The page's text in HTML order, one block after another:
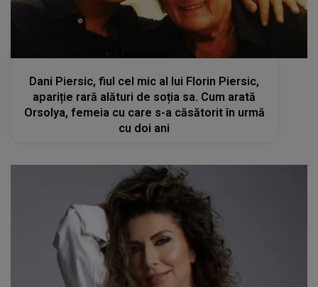
Dani Piersic, fiul cel mic al lui Florin Piersic,
apariție rară alături de soția sa. Cum arată
Orsolya, femeia cu care s-a căsătorit în urmă
cu doi ani